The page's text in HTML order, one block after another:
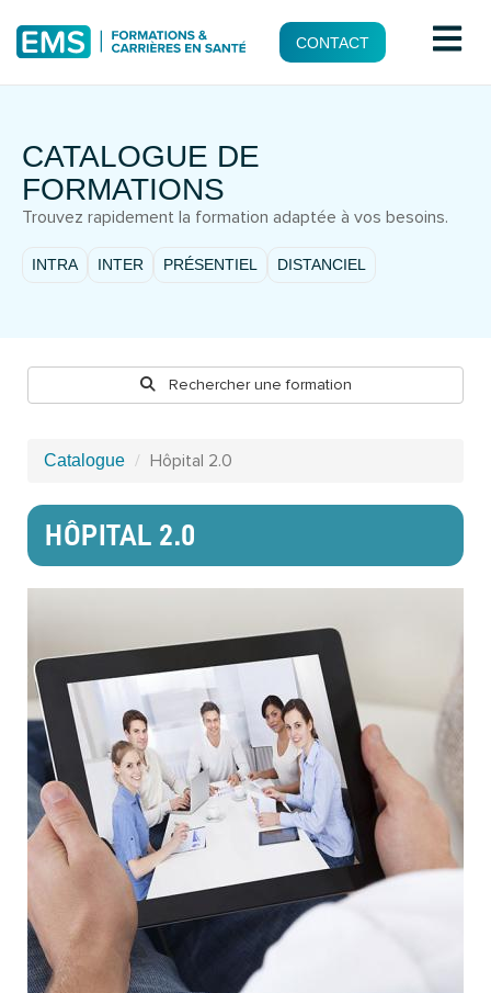
CONTACT
CATALOGUE DE
FORMATIONS
Trouvez rapidement la formation adaptée à vos besoins.
INTRA INTER PRÉSENTIEL DISTANCIEL
Rechercher une formation
Catalogue Hôpital 2.0
HÔPITAL 2.0